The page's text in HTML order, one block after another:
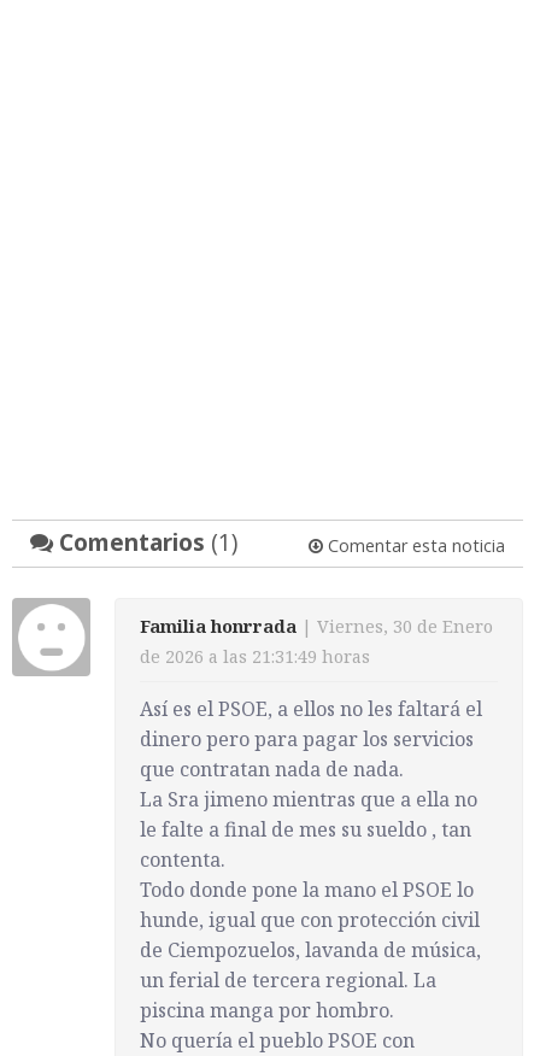
Comentarios (1) Comentar esta noticia
Familia honrrada | Viernes, 30 de Enero
de 2026 a las 21:31:49 horas
Así es el PSOE, a ellos no les faltará el
dinero pero para pagar los servicios
que contratan nada de nada.
La Sra jimeno mientras que a ella no
le falte a final de mes su sueldo , tan
contenta.
Todo donde pone la mano el PSOE lo
hunde, igual que con protección civil
de Ciempozuelos, lavanda de música,
un ferial de tercera regional. La
piscina manga por hombro.
No quería el pueblo PSOE con